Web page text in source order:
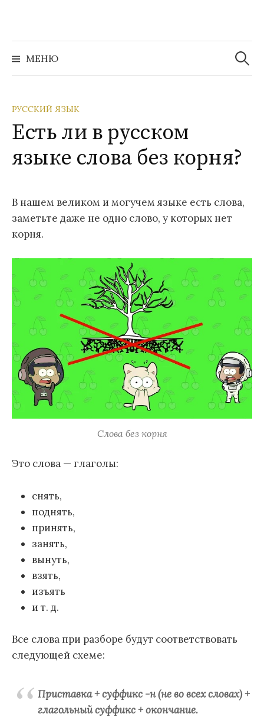
содержимому
МЕНЮ
Найти:
РУССКИЙ ЯЗЫК
Есть ли в русском
языке слова без корня?
В нашем великом и могучем языке есть слова,
заметьте даже не одно слово, у которых нет
корня.
Слова без корня
Это слова — глаголы:
снять,
поднять,
принять,
занять,
вынуть,
взять,
изъять
и т. д.
Все слова при разборе будут соответствовать
следующей схеме:
Приставка + суффикс -н (не во всех словах) +
глагольный суффикс + окончание.